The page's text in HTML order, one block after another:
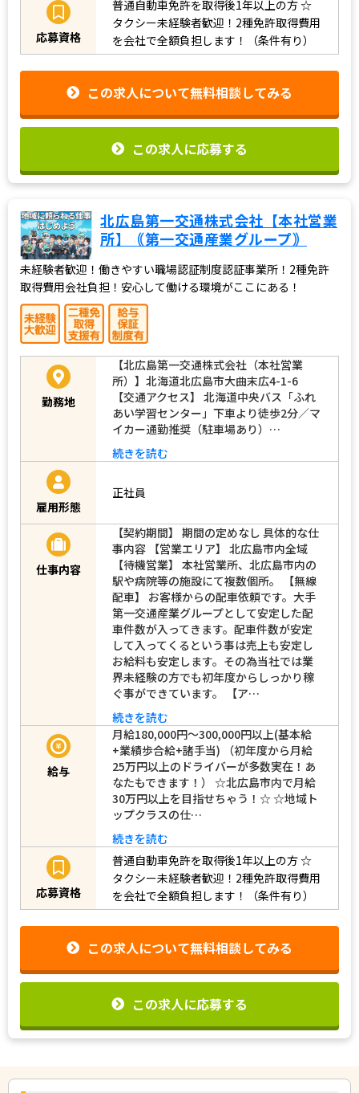
応募資格
普通自動車免許を取得後1年以上の方☆
タクシー未経験者歓迎！2種免許取得費用
を会社で全額負担します！（条件有り）
この求人について無料相談してみる
この求人に応募する
北広島第一交通株式会社【本社営業
所】｟第一交通産業グループ｠
未経験者歓迎！働きやすい職場認証制度認証事業所！2種免許
取得費用会社負担！安心して働ける環境がここにある！
勤務地
【北広島第一交通株式会社（本社営業
所）】北海道北広島市大曲末広4-1-6
【交通アクセス】 北海道中央バス「ふれ
あい学習センター」下車より徒歩2分／マ
イカー通勤推奨（駐車場あり）…
続きを読む
雇用形態
正社員
仕事内容
【契約期間】 期間の定めなし 具体的な仕
事内容 【営業エリア】 北広島市内全域
【待機営業】 本社営業所、北広島市内の
駅や病院等の施設にて複数個所。 【無線
配車】 お客様からの配車依頼です。大手
第一交通産業グループとして安定した配
車件数が入ってきます。配車件数が安定
して入ってくるという事は売上も安定し
お給料も安定します。その為当社では業
界未経験の方でも初年度からしっかり稼
ぐ事ができています。 【ア…
続きを読む
給与
月給180,000円～300,000円以上(基本給
+業績歩合給+諸手当) （初年度から月給
25万円以上のドライバーが多数実在！あ
なたもできます！） ☆北広島市内で月給
30万円以上を目指せちゃう！☆ ☆地域ト
ップクラスの仕…
続きを読む
応募資格
普通自動車免許を取得後1年以上の方☆
タクシー未経験者歓迎！2種免許取得費用
を会社で全額負担します！（条件有り）
この求人について無料相談してみる
この求人に応募する